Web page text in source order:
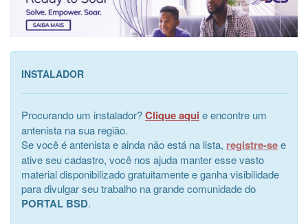
INSTALADOR
Procurando um instalador?Clique aqui e encontre um
antenista na sua região.
Se você é antenista e ainda não está na lista, registre-see
ative seu cadastro, você nos ajuda manter esse vasto
material disponibilizado gratuitamente e ganha visibilidade
para divulgar seu trabalho na grande comunidade do
PORTAL BSD.